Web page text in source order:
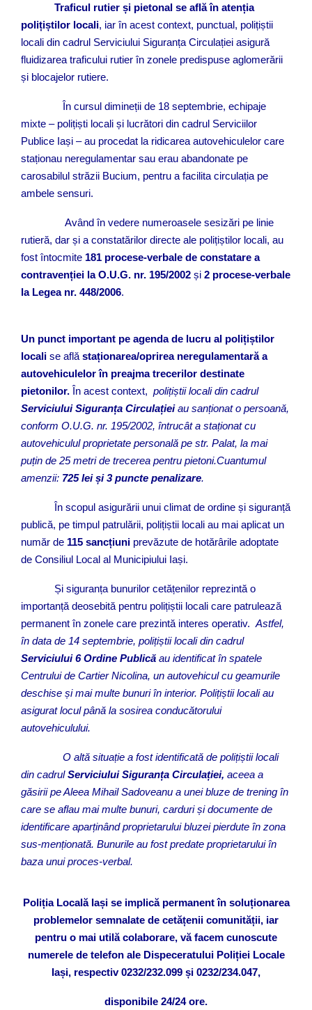
Traficul rutier și pietonal se află în atenția
polițiștilor locali, iar în acest context, punctual, polițiștii
locali din cadrul Serviciului Siguranța Circulației asigură
fluidizarea traficului rutier în zonele predispuse aglomerării
și blocajelor rutiere.
În cursul dimineții de 18 septembrie, echipaje
mixte – polițiști locali și lucrători din cadrul Serviciilor
Publice Iași – au procedat la ridicarea autovehiculelor care
staționau neregulamentar sau erau abandonate pe
carosabilul străzii Bucium, pentru a facilita circulația pe
ambele sensuri.
Având în vedere numeroasele sesizări pe linie
rutieră, dar și a constatărilor directe ale polițiștilor locali, au
fost întocmite 181 procese-verbale de constatare a
contravenției la O.U.G. nr. 195/2002 și 2 procese-verbale
la Legea nr. 448/2006.
Un punct important pe agenda de lucru al polițiștilor
locali se află staționarea/oprirea neregulamentară a
autovehiculelor în preajma trecerilor destinate
pietonilor. În acest context, polițiștii locali din cadrul
Serviciului Siguranța Circulațieiau sanționat o persoană,
conform O.U.G. nr. 195/2002, întrucât a staționat cu
autovehiculul proprietate personală pe str. Palat, la mai
puțin de 25 metri de trecerea pentru pietoni.Cuantumul
amenzii: 725 lei și 3 puncte penalizare.
În scopul asigurării unui climat de ordine și siguranță
publică, pe timpul patrulării, polițiștii locali au mai aplicat un
număr de 115 sancțiuni prevăzute de hotărârile adoptate
de Consiliul Local al Municipiului Iași.
Și siguranța bunurilor cetățenilor reprezintă o
importanță deosebită pentru polițiștii locali care patrulează
permanent în zonele care prezintă interes operativ. Astfel,
în data de 14 septembrie, polițiștii locali din cadrul
Serviciului 6 Ordine Publică au identificat în spatele
Centrului de Cartier Nicolina, un autovehicul cu geamurile
deschise și mai multe bunuri în interior. Polițiștii locali au
asigurat locul până la sosirea conducătorului
autovehiculului.
O altă situație a fost identificată de polițiștii locali
din cadrulServiciului Siguranța Circulației, aceea a
găsirii pe Aleea Mihail Sadoveanu a unei bluze de trening în
care se aflau mai multe bunuri, carduri și documente de
identificare aparținând proprietarului bluzei pierdute în zona
sus-menționată. Bunurile au fost predate proprietarului în
baza unui proces-verbal.
Poliția Locală Iași se implică permanent în soluționarea
problemelor semnalate de cetățenii comunității, iar
pentru o mai utilă colaborare, vă facem cunoscute
numerele de telefon ale Dispeceratului Poliției Locale
Iași, respectiv 0232/232.099 și 0232/234.047,
disponibile 24/24 ore.